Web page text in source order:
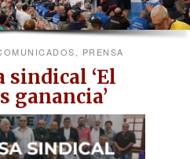
, PRENSA
sindical ‘El
ganancia’